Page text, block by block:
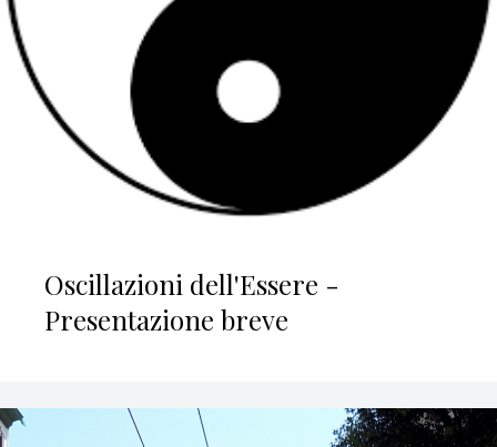
Oscillazioni dell'Essere -
Presentazione breve